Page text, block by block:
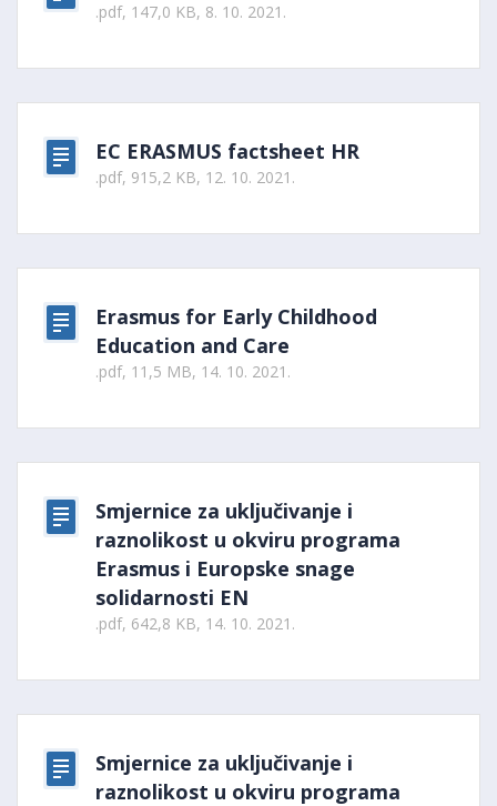
.pdf, 147,0 KB, 8. 10. 2021.
EC ERASMUS factsheet HR
.pdf, 915,2 KB, 12. 10. 2021.
Erasmus for Early Childhood
Education and Care
.pdf, 11,5 MB, 14. 10. 2021.
Smjernice za uključivanje i
raznolikost u okviru programa
Erasmus i Europske snage
solidarnosti EN
.pdf, 642,8 KB, 14. 10. 2021.
Smjernice za uključivanje i
raznolikost u okviru programa